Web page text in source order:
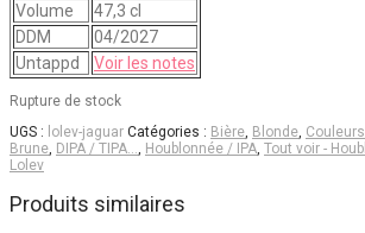
Volume
47,3 cl
DDM
04/2027
Untappd
Voir les notes
Rupture de stock
UGS : lolev-jaguar Catégories : Bière, Blonde,
Brune, DIPA / TIPA…, Houblonnée / IPA, Tout voir -
Lolev
Produits similaires